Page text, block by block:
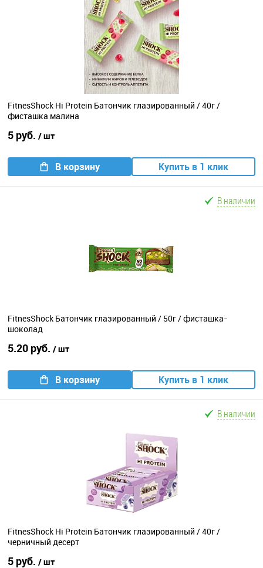
FitnesShock Hi Protein Батончик глазированный / 40г /
фисташка малина
5 руб. / шт
В корзину Купить в 1 клик
В наличии
FitnesShock Батончик глазированный / 50г / фисташка-
шоколад
5.20 руб. / шт
В корзину Купить в 1 клик
В наличии
FitnesShock Hi Protein Батончик глазированный / 40г /
черничный десерт
5 руб. / шт